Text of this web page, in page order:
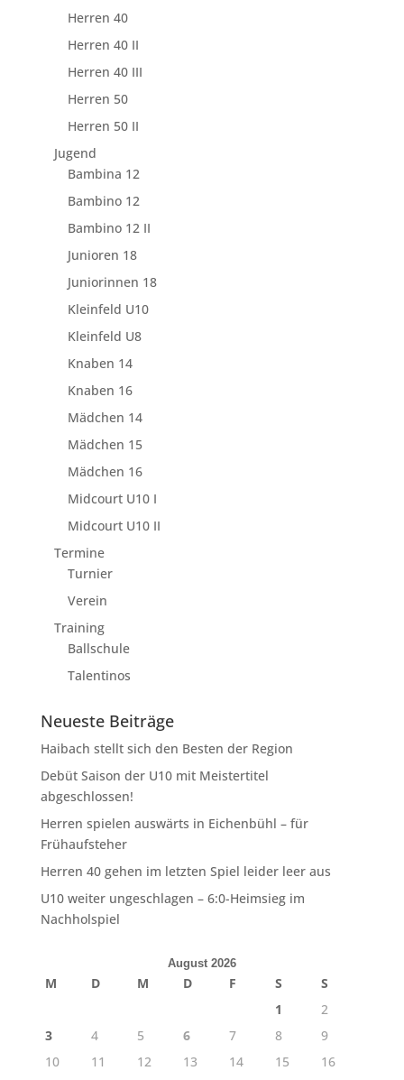
Herren 40
Herren 40 II
Herren 40 III
Herren 50
Herren 50 II
Jugend
Bambina 12
Bambino 12
Bambino 12 II
Junioren 18
Juniorinnen 18
Kleinfeld U10
Kleinfeld U8
Knaben 14
Knaben 16
Mädchen 14
Mädchen 15
Mädchen 16
Midcourt U10 I
Midcourt U10 II
Termine
Turnier
Verein
Training
Ballschule
Talentinos
Neueste Beiträge
Haibach stellt sich den Besten der Region
Debüt Saison der U10 mit Meistertitel
abgeschlossen!
Herren spielen auswärts in Eichenbühl – für
Frühaufsteher
Herren 40 gehen im letzten Spiel leider leer aus
U10 weiter ungeschlagen – 6:0-Heimsieg im
Nachholspiel
August 2026
M D M D F S
S
1
2
3
4 5 6 7 8
9
10
11 12 13 14 15
16